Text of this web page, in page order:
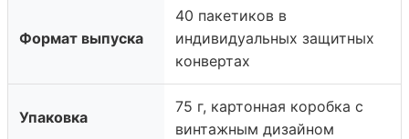
Формат выпуска
40 пакетиков в
индивидуальных защитных
конвертах
Упаковка
75 г, картонная коробка с
винтажным дизайном